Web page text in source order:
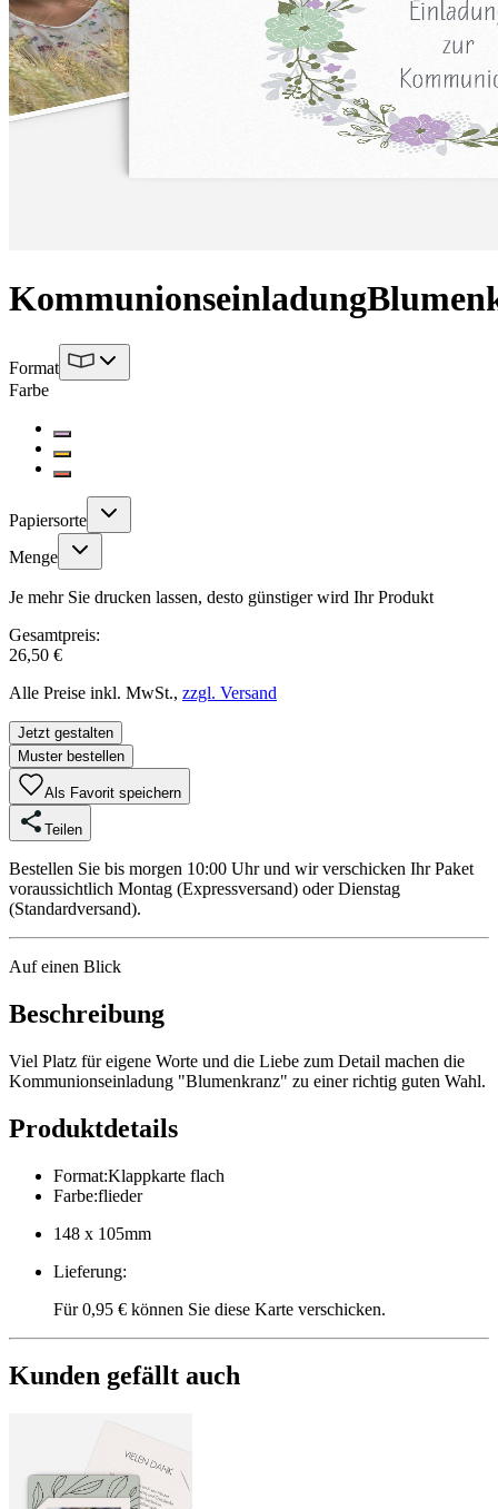
Kommunionseinladung
Format
Farbe
Papiersorte
Menge
Je mehr Sie drucken lassen, desto günstiger wird Ihr Produkt
Gesamtpreis:
26,50 €
Alle Preise inkl. MwSt., zzgl. Versand
Jetzt gestalten
Muster bestellen
Als Favorit speichern
Teilen
Bestellen Sie bis morgen 10:00 Uhr und wir verschicken Ihr Paket
voraussichtlich Montag (Expressversand) oder Dienstag
(Standardversand).
Auf einen Blick
Beschreibung
Viel Platz für eigene Worte und die Liebe zum Detail machen die
Kommunionseinladung "Blumenkranz" zu einer richtig guten Wahl.
Produktdetails
Format:Klappkarte flach
Farbe:flieder
148 x 105mm
Lieferung:
Für 0,95 € können Sie diese Karte verschicken.
Kunden gefällt auch